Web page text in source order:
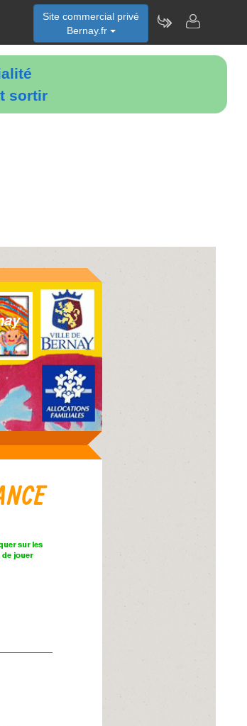
sortir
Site commercial privé
Bernay.fr